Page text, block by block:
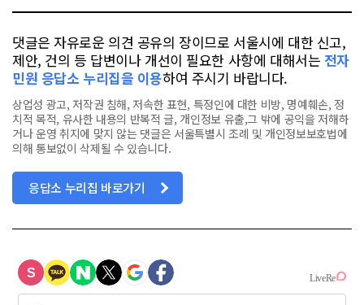
댓글은 자유로운 의견 공유의 장이므로 서울시에 대한 신고,
제안, 건의 등 답변이나 개선이 필요한 사항에 대해서는 전자
민원 응답소 누리집을 이용하여 주시기 바랍니다.
상업성 광고, 저작권 침해, 저속한 표현, 특정인에 대한 비방, 명예훼손, 정
치적 목적, 유사한 내용의 반복적 글, 개인정보 유출,그 밖에 공익을 저해하
거나 운영 취지에 맞지 않는 댓글은 서울특별시 조례 및 개인정보보호법에
의해 통보없이 삭제될 수 있습니다.
응답소 누리집 바로가기